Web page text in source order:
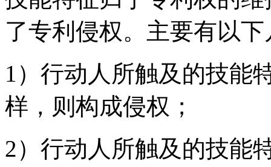
了专利侵权。主要有以
1）行动人所触及的技能
样，则构成侵权；
2）行动人所触及的技能